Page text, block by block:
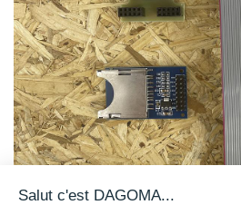
Salut c'est DAGOMA...